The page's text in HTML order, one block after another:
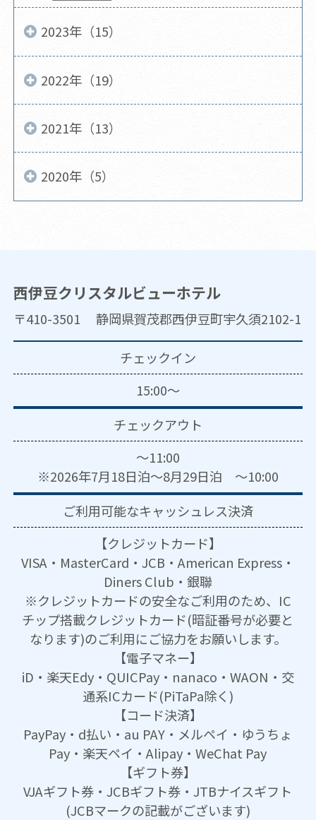
2023年（15）
2022年（19）
2021年（13）
2020年（5）
西伊豆クリスタルビューホテル
〒410-3501 静岡県賀茂郡西伊豆町宇久須2102-1
チェックイン
15:00～
チェックアウト
～11:00
※2026年7月18日泊～8月29日泊 ～10:00
ご利用可能なキャッシュレス決済
【クレジットカード】
VISA・MasterCard・JCB・American Express・
Diners Club・銀聯
※クレジットカードの安全なご利用のため、IC
チップ搭載クレジットカード(暗証番号が必要と
なります)のご利用にご協力をお願いします。
【電子マネー】
iD・楽天Edy・QUICPay・nanaco・WAON・交
通系ICカード(PiTaPa除く)
【コード決済】
PayPay・d払い・au PAY・メルペイ・ゆうちょ
Pay・楽天ペイ・Alipay・WeChat Pay
【ギフト券】
VJAギフト券・JCBギフト券・JTBナイスギフト
(JCBマークの記載がございます)